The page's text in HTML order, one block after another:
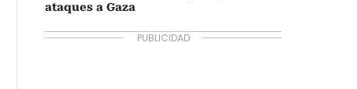
ataques a Gaza